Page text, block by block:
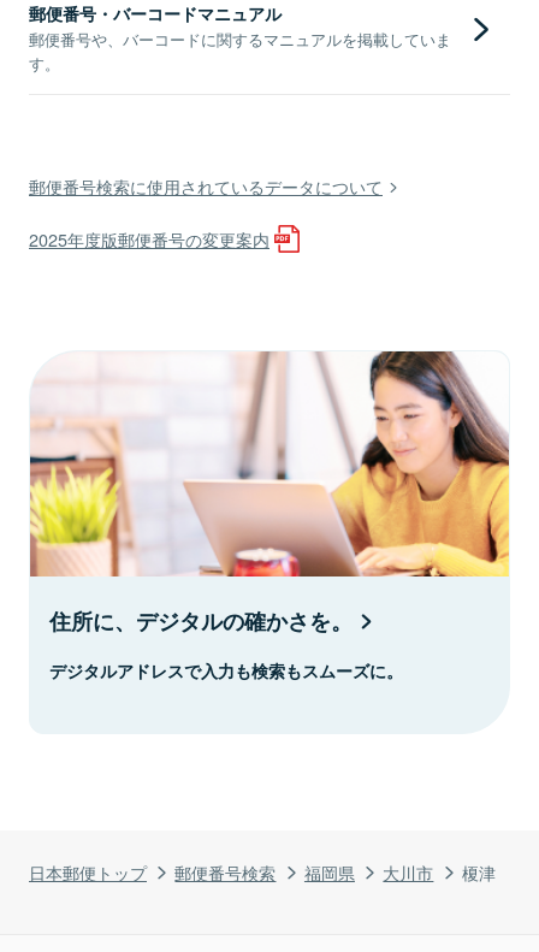
日本郵便トップ 郵便番号検索 福岡県 大川市 榎津
郵便番号・バーコードマニュアル
郵便番号や、バーコードに関するマニュアルを掲載していま
す。
郵便番号検索に使用されているデータについて
2025年度版郵便番号の変更案内
住所に、デジタルの確かさを。
デジタルアドレスで入力も検索もスムーズに。